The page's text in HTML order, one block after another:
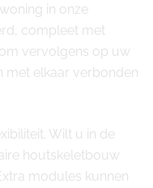
in onze
compleet met
vervolgens op uw
met elkaar verbonden
Wilt u in de
houtskeletbouw
modules kunnen